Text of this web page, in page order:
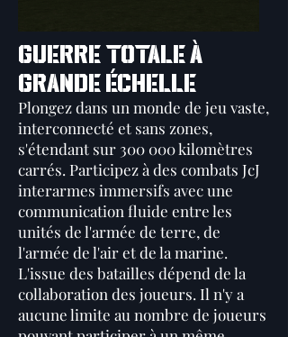
GUERRE TOTALE À
GRANDE ÉCHELLE
Plongez dans un monde de jeu vaste,
interconnecté et sans zones,
s'étendant sur 300 000 kilomètres
carrés. Participez à des combats JcJ
interarmes immersifs avec une
communication fluide entre les
unités de l'armée de terre, de
l'armée de l'air et de la marine.
L'issue des batailles dépend de la
collaboration des joueurs. Il n'y a
aucune limite au nombre de joueurs